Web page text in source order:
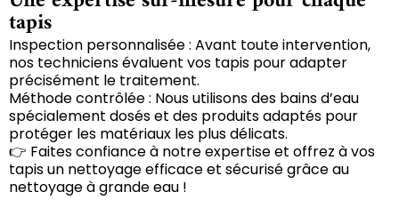
tapis
Inspection personnalisée : Avant toute intervention,
nos techniciens évaluent vos tapis pour adapter
précisément le traitement.
Méthode contrôlée : Nous utilisons des bains d’eau
spécialement dosés et des produits adaptés pour
protéger les matériaux les plus délicats.
👉 Faites confiance à notre expertise et offrez à vos
tapis un nettoyage efficace et sécurisé grâce au
nettoyage à grande eau !